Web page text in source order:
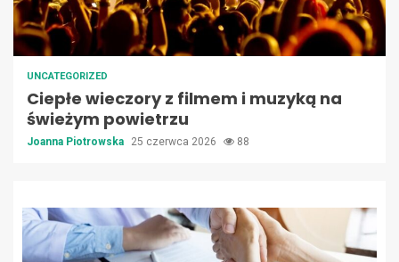
UNCATEGORIZED
Ciepłe wieczory z filmem i muzyką na
świeżym powietrzu
Joanna Piotrowska 25 czerwca 2026 88